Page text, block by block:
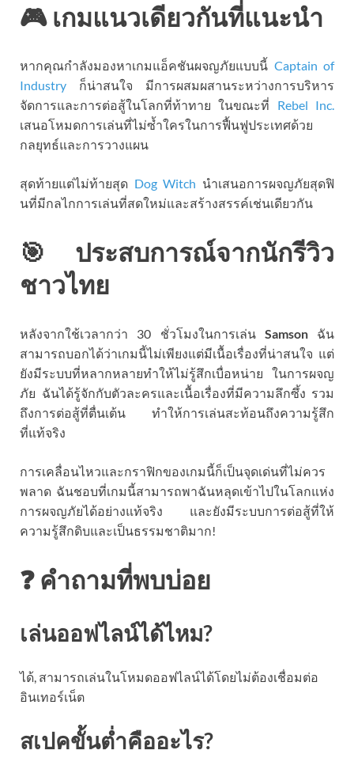
🎮 เกมแนวเดียวกันที่แนะนำ
หากคุณกำลังมองหาเกมแอ็คชันผจญภัยแบบนี้ Captain of
Industry ก็น่าสนใจ มีการผสมผสานระหว่างการบริหาร
จัดการและการต่อสู้ในโลกที่ท้าทาย ในขณะที่ Rebel Inc.
เสนอโหมดการเล่นที่ไม่ซ้ำใครในการฟื้นฟูประเทศด้วย
กลยุทธ์และการวางแผน
สุดท้ายแต่ไม่ท้ายสุด Dog Witch นำเสนอการผจญภัยสุดฟิ
นที่มีกลไกการเล่นที่สดใหม่และสร้างสรรค์เช่นเดียวกัน
🎯 ประสบการณ์จากนักรีวิว
ชาวไทย
หลังจากใช้เวลากว่า 30 ชั่วโมงในการเล่น Samsonฉัน
สามารถบอกได้ว่าเกมนี้ไม่เพียงแต่มีเนื้อเรื่องที่น่าสนใจ แต่
ยังมีระบบที่หลากหลายทำให้ไม่รู้สึกเบื่อหน่าย ในการผจญ
ภัย ฉันได้รู้จักกับตัวละครและเนื้อเรื่องที่มีความลึกซึ้ง รวม
ถึงการต่อสู้ที่ตื่นเต้น ทำให้การเล่นสะท้อนถึงความรู้สึก
ที่แท้จริง
การเคลื่อนไหวและกราฟิกของเกมนี้ก็เป็นจุดเด่นที่ไม่ควร
พลาด ฉันชอบที่เกมนี้สามารถพาฉันหลุดเข้าไปในโลกแห่ง
การผจญภัยได้อย่างแท้จริง และยังมีระบบการต่อสู้ที่ให้
ความรู้สึกดิบและเป็นธรรมชาติมาก!
❓ คำถามที่พบบ่อย
เล่นออฟไลน์ได้ไหม?
ได้, สามารถเล่นในโหมดออฟไลน์ได้โดยไม่ต้องเชื่อมต่อ
อินเทอร์เน็ต
สเปคขั้นต่ำคืออะไร?